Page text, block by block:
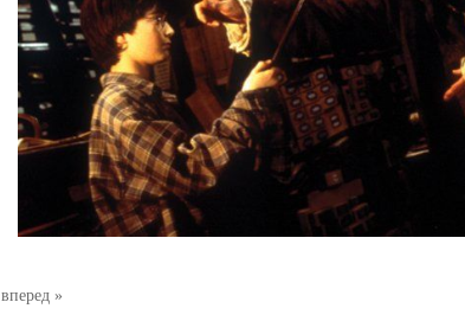
вперед »